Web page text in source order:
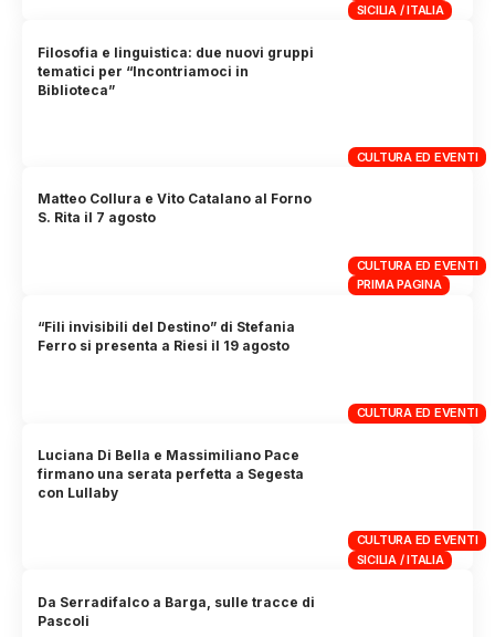
SICILIA / ITALIA
CULTURA ED EVENTI
Filosofia e linguistica: due nuovi gruppi
tematici per “Incontriamoci in
Biblioteca”
CULTURA ED EVENTI
PRIMA PAGINA
Matteo Collura e Vito Catalano al Forno
S. Rita il 7 agosto
CULTURA ED EVENTI
“Fili invisibili del Destino” di Stefania
Ferro si presenta a Riesi il 19 agosto
CULTURA ED EVENTI
SICILIA / ITALIA
Luciana Di Bella e Massimiliano Pace
firmano una serata perfetta a Segesta
con Lullaby
Da Serradifalco a Barga, sulle tracce di
Pascoli